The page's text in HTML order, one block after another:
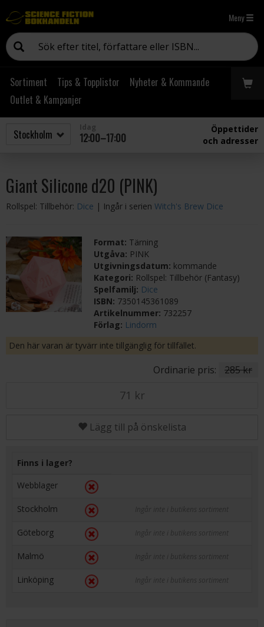
Meny
Sortiment Tips & Topplistor
Nyheter & Kommande
Outlet & Kampanjer
12:00–17:00
Öppettider
och adresser
Giant Silicone d20 (PINK)
Rollspel: Tillbehör: Dice | Ingår i serien Witch's Brew Dice
Format: Tärning
Utgåva: PINK
Utgivningsdatum: kommande
Kategori: Rollspel: Tillbehör (Fantasy)
Spelfamilj: Dice
ISBN: 7350145361089
Artikelnummer: 732257
Förlag: Lindorm
Den här varan är tyvärr inte tillgänglig för tillfället.
Ordinarie pris: 285 kr
71 kr
Lägg till på önskelista
Finns i lager?
Webblager
Stockholm Ingår inte i butikens sortiment
Göteborg Ingår inte i butikens sortiment
Malmö Ingår inte i butikens sortiment
Linköping Ingår inte i butikens sortiment